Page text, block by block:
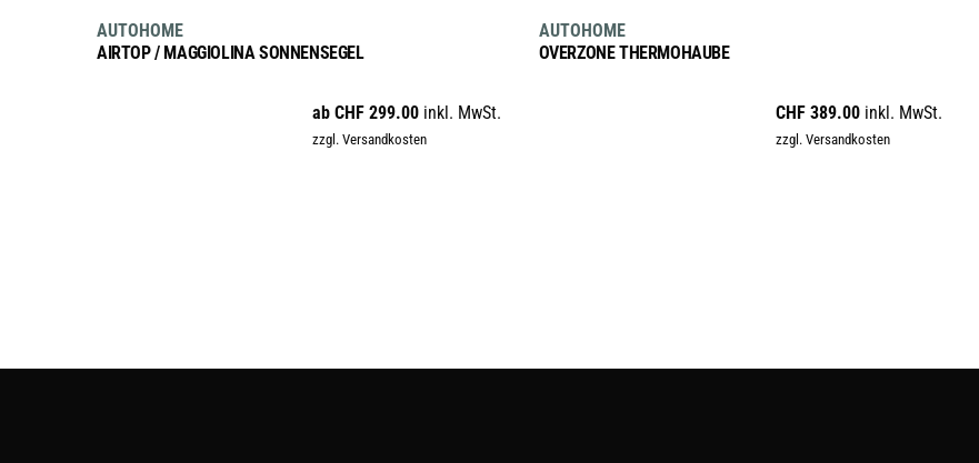
sale
weist
Varianten
auf.
werden
AIRTOP / MAGGIOLINA SONNENSEGEL
ab CHF299.00 inkl. MwSt.
zzgl. Versandkosten
AUTOHOME
Varianten
werden
OVERZONE THERMOHAUBE
CHF 389.00 inkl. MwSt.
zzgl. Versandkosten
AUTOHOME